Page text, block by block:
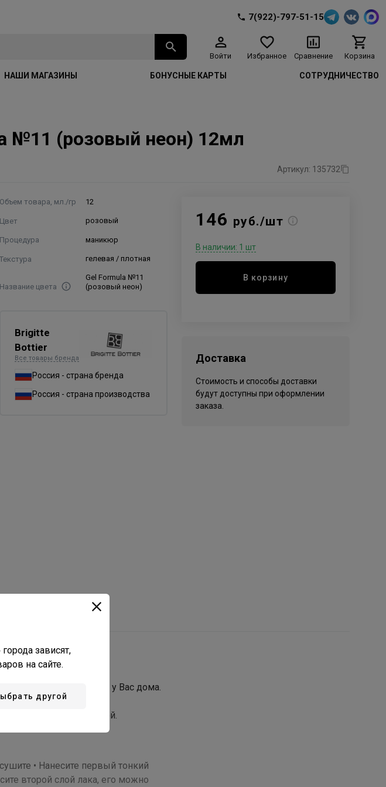
7(922)-797-51-15
Войти Избранное Сравнение Корзина
НАШИ МАГАЗИНЫ БОНУСНЫЕ КАРТЫ СОТРУДНИЧЕСТВО
№11 (розовый неон) 12мл
Артикул: 135732
Объем товара, мл./гр 12
Цвет розовый
Процедура маникюр
Текстура гелевая / плотная
Название цвета
Gel Formula №11
(розовый неон)
Brigitte
Bottier
Все товары бренда
Россия - страна бренда
Россия - страна производства
146 руб./шт
В наличии: 1 шт
В корзину
Доставка
Стоимость и способы доставки
будут доступны при оформлении
заказа.
салонный маникюр у Вас дома.
гелевого покрытия.
наносить в один слой.
• Нанесите первый тонкий
второй слой лака, его можно
зависят,
на сайте.
другой